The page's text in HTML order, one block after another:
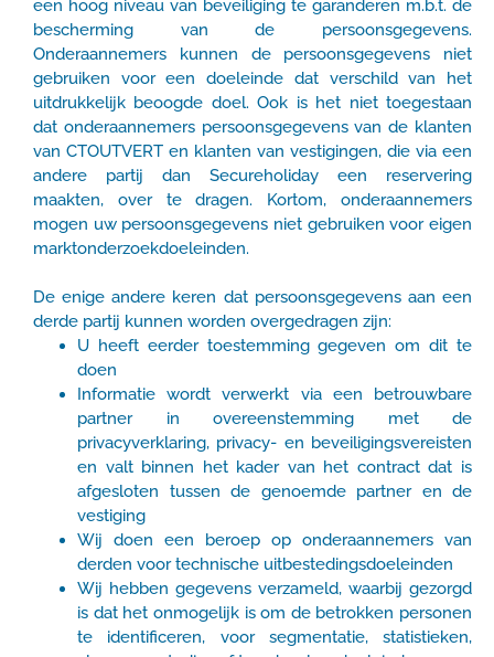
een hoog niveau van beveiliging te garanderen m.b.t. de
bescherming van de persoonsgegevens.
Onderaannemers kunnen de persoonsgegevens niet
gebruiken voor een doeleinde dat verschild van het
uitdrukkelijk beoogde doel. Ook is het niet toegestaan
dat onderaannemers persoonsgegevens van de klanten
van CTOUTVERT en klanten van vestigingen, die via een
andere partij dan Secureholiday een reservering
maakten, over te dragen. Kortom, onderaannemers
mogen uw persoonsgegevens niet gebruiken voor eigen
marktonderzoekdoeleinden.
De enige andere keren dat persoonsgegevens aan een
derde partij kunnen worden overgedragen zijn:
U heeft eerder toestemming gegeven om dit te
doen
Informatie wordt verwerkt via een betrouwbare
partner in overeenstemming met de
privacyverklaring, privacy- en beveiligingsvereisten
en valt binnen het kader van het contract dat is
afgesloten tussen de genoemde partner en de
vestiging
Wij doen een beroep op onderaannemers van
derden voor technische uitbestedingsdoeleinden
Wij hebben gegevens verzameld, waarbij gezorgd
is dat het onmogelijk is om de betrokken personen
te identificeren, voor segmentatie, statistieken,